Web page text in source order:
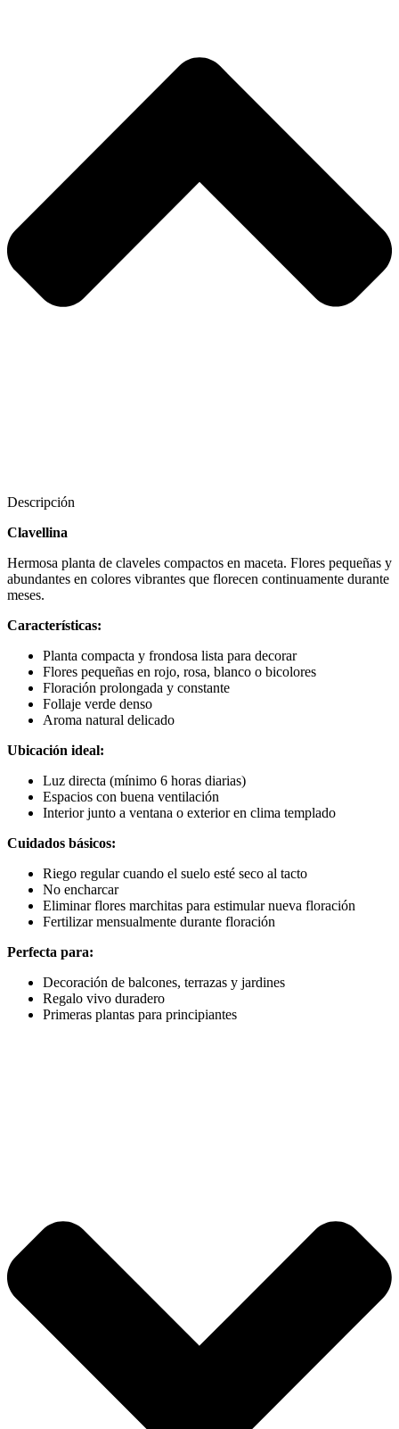
Descripción
Clavellina
Hermosa planta de claveles compactos en maceta. Flores pequeñas y
abundantes en colores vibrantes que florecen continuamente durante
meses.
Características:
Planta compacta y frondosa lista para decorar
Flores pequeñas en rojo, rosa, blanco o bicolores
Floración prolongada y constante
Follaje verde denso
Aroma natural delicado
Ubicación ideal:
Luz directa (mínimo 6 horas diarias)
Espacios con buena ventilación
Interior junto a ventana o exterior en clima templado
Cuidados básicos:
Riego regular cuando el suelo esté seco al tacto
No encharcar
Eliminar flores marchitas para estimular nueva floración
Fertilizar mensualmente durante floración
Perfecta para:
Decoración de balcones, terrazas y jardines
Regalo vivo duradero
Primeras plantas para principiantes